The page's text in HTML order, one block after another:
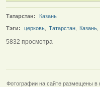
Татарстан:
Казань
Тэги:
церковь Татарстан Казань
5832 просмотра
Фотографии на сайте размещены в